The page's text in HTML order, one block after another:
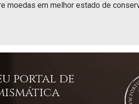
moedas em melhor estado de
portal de